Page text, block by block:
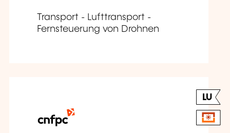
Transport - Lufttransport -
Fernsteuerung von Drohnen
LU